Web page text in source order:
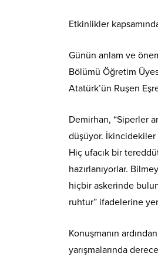
Etkinlikler
Günün anlam ve
Bölümü Öğretim
Atatürk’ün Ruşen
Demirhan, “Siperler
düşüyor.
Hiç ufacık bir
hazırlanıyorlar.
hiçbir askerinde
ruhtur” ifadelerine
Konuşmanın
yarışmalarında